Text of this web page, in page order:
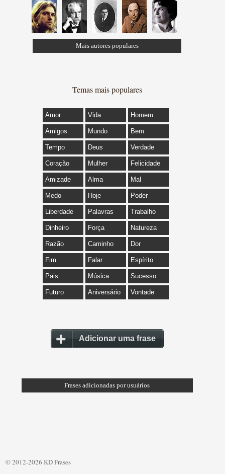
Mais autores populares
Temas mais populares
Amor Vida Homem
Amigos Mundo Bem
Tempo Deus Verdade
Coração Mulher Felicidade
Amizade Alma Mal
Medo Hoje Poder
Liberdade Palavras Trabalho
Dinheiro Força Natureza
Razão Caminho Dor
Fim Falar Espírito
Pais Música Sucesso
Futuro Aniversário Vontade
Adicionar uma frase
Frases adicionadas por usuários
© 2012-2026 KD Frases